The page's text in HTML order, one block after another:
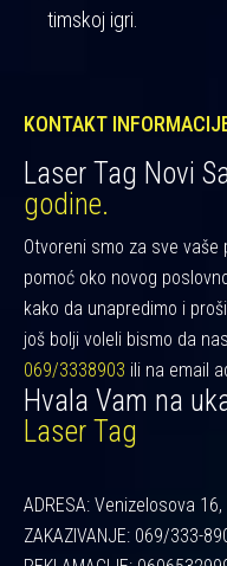
timskoj igri.
KONTAKT
Laser Tag Novi
godine.
Otvoreni smo za sve
pomoć oko novog
kako da unapredimo i
još bolji voleli bismo da
069/3338903 ili na email
Hvala Vam na
Laser Tag
ADRESA: Venizelosova
ZAKAZIVANJE: 069/333-